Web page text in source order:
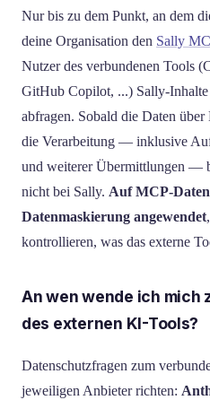
Nur bis zu dem Punkt, an dem
deine Organisation den Sally
Nutzer des verbundenen Tools
GitHub Copilot, ...) Sally-
abfragen. Sobald die Daten
die Verarbeitung — inklusive
und weiterer Übermittlungen —
nicht bei Sally. Auf MCP-
Datenmaskierung angewendet
kontrollieren, was das externe
An wen wende ich mich
des externen KI-Tools?
Datenschutzfragen zum
jeweiligen Anbieter richten: